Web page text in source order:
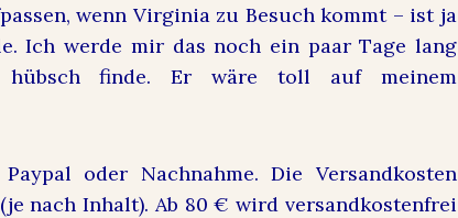
wenn Virginia zu Besuch kommt – ist ja
Ich werde mir das noch ein paar Tage lang
finde. Er wäre toll auf meinem
oder Nachnahme. Die Versandkosten
nach Inhalt). Ab 80 € wird versandkostenfrei